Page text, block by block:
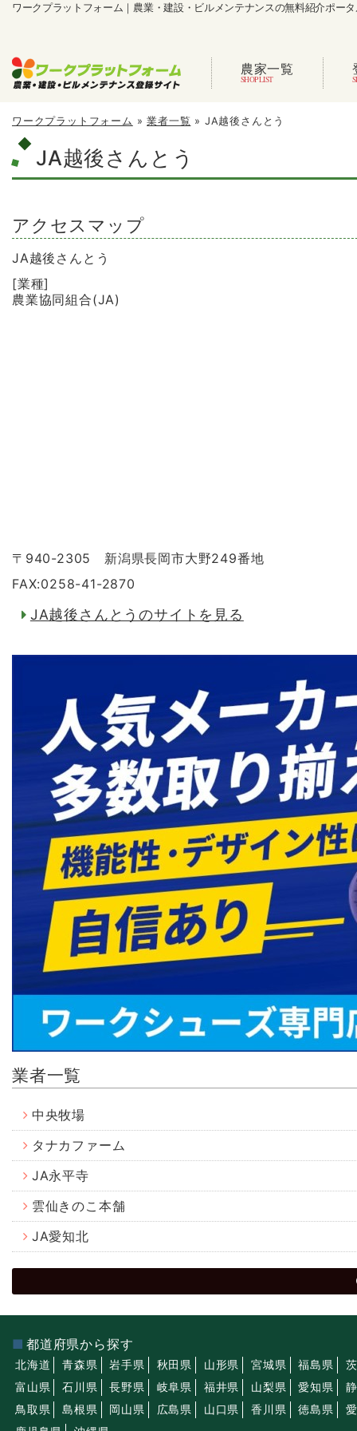
ワークプラットフォーム｜農業・建設・ビルメンテナンスの無料紹介ポー
農家一覧
ワークプラットフォーム »業者一覧 » JA越後さんとう
JA越後さんとう
アクセスマップ
JA越後さんとう
[業種]
農業協同組合(JA)
〒940-2305 新潟県長岡市大野249番地
FAX:0258-41-2870
JA越後さんとうのサイトを見る
業者一覧
中央牧場
タナカファーム
JA永平寺
雲仙きのこ本舗
JA愛知北
都道府県から探す
北海道 青森県 岩手県 秋田県 山形県 宮城県 福島県
富山県
石川県 長野県 岐阜県 福井県 山梨県 愛知県
鳥取県
島根県 岡山県 広島県 山口県 香川県 徳島県